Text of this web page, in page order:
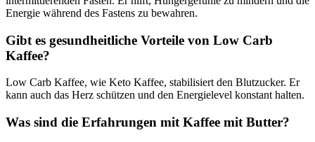
Energie während des Fastens zu bewahren.
Gibt es gesundheitliche Vorteile von Low Carb
Kaffee?
Low Carb Kaffee, wie Keto Kaffee, stabilisiert den Blutzucker. Er
kann auch das Herz schützen und den Energielevel konstant halten.
Was sind die Erfahrungen mit Kaffee mit Butter?